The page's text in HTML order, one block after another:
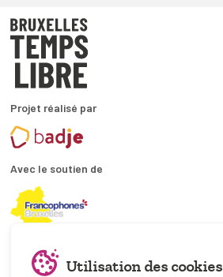
Projet réalisé par
Avec le soutien de
En collaboration avec
Utilisation des cookies